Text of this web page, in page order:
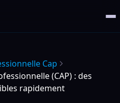
Cap
(CAP) : des
rapidement